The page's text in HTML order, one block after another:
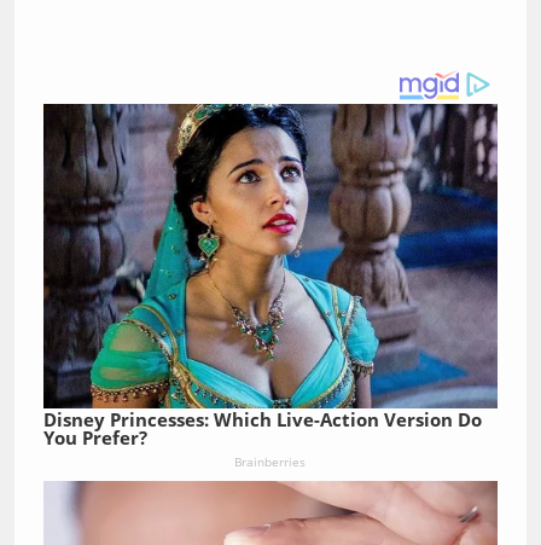
Disney Princesses: Which Live-Action Version Do
You Prefer?
Brainberries